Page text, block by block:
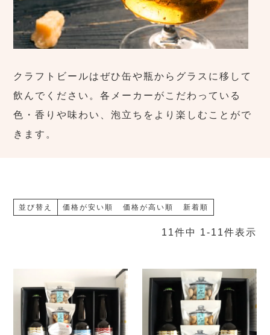
クラフトビールはぜひ缶や瓶からグラスに移して
飲んでください。各メーカーがこだわっている
色・香りや味わい、泡立ちをより楽しむことがで
きます。
並び替え 価格が安い順 価格が高い順 新着順
11件中 1-11件表示